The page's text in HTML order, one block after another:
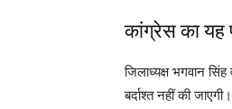
कांग्रेस का यह
जिलाध्यक्ष भगवान
बर्दाश्त नहीं की